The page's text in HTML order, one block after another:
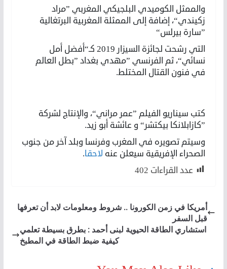
والممثل الكوميدي البلجيكي المغربي ”مراد
زكيندي“، إضافة إلى الممثلة المغربية البرتغالية
”سارة بيرلس“
التي رشحت لجائزة السيزار 2019 كـ“أفضل أمل
نسائي“، ثم الفرنسي ”مهدي بغداد ”بطل العالم
في فنون القتال المختلط.
كتب سيناريو الفيلم ”عمر مراني“، والإنتاج لشركة
”كازابلانكا بيكتشر“ و عائشة أبو زيد.
وسيتم تصويره في المغرب وفرنسا وبلد آخر من جنوب
الصحراء الإفريقية سيعلن عنه لاحقا.
عدد القراءات 402
أمريكا في زمن الكورونا .. شروط ومعلومات لابد أن تعرفها
قبل السفر
استشاري الطاقة الحيوية لبنى أحمد : بطرق بسيطة تعلمي
كيفية ضبط الطاقة في المطبخ